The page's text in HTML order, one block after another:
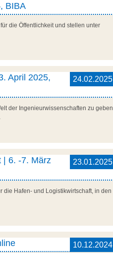
BIBA
die Öffentlichkeit und stellen unter
24.02.2025
April 2025,
der Ingenieurwissenschaften zu geben
23.01.2025
| 6. -7. März
die Hafen- und Logistikwirtschaft, in den
10.12.2024